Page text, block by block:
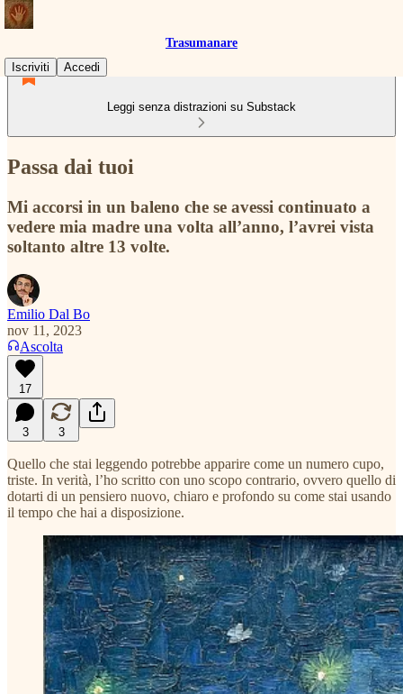
Trasumanare
Iscriviti
Accedi
Leggi senza distrazioni su Substack
Passa dai tuoi
Mi accorsi in un baleno che se avessi continuato a
vedere mia madre una volta all’anno, l’avrei vista
soltanto altre 13 volte.
Emilio Dal Bo
nov 11, 2023
Ascolta
17
3 3
Quello che stai leggendo potrebbe apparire come un numero cupo,
triste. In verità, l’ho scritto con uno scopo contrario, ovvero quello di
dotarti di un pensiero nuovo, chiaro e profondo su come stai usando
il tempo che hai a disposizione.